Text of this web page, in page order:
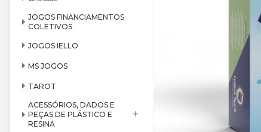
JOGOS FINANCIAMENTOS
COLETIVOS
JOGOS IELLO
MS JOGOS
TAROT
ACESSÓRIOS, DADOS E
PEÇAS DE PLÁSTICO E
RESINA
+